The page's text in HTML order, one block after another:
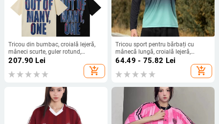
Tricou din bumbac, croială lejeră,
mâneci scurte, guler rotund,
imprimeu geometric, pentru vară
207.90 Lei
add_shopping_cart
Tricou sport pentru bărbați cu
mânecă lungă, croială lejeră,
poliester respirabil, guler rotund,
64.49 - 75.82 Lei
add_shopping_cart